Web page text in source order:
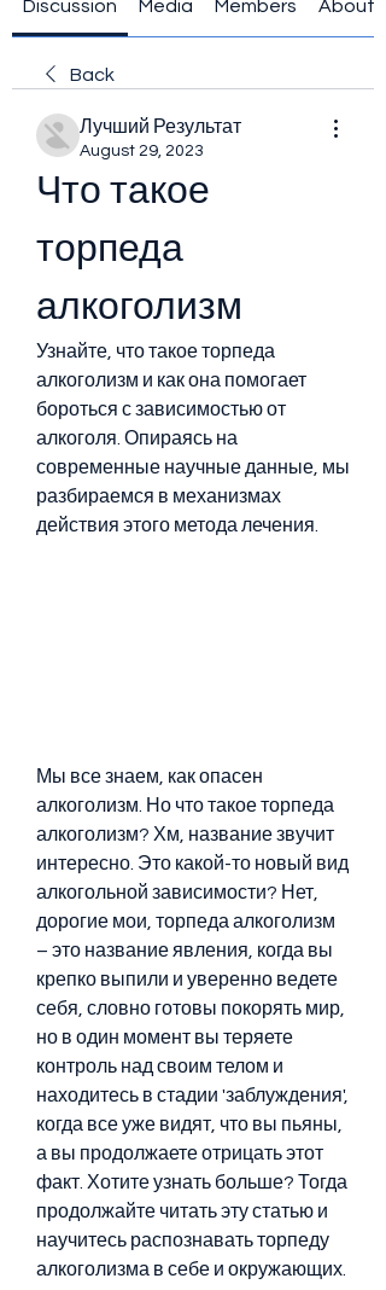
Discussion Media Members About
Back
Лучший Результат
August 29, 2023
Что такое
торпеда
алкоголизм
Узнайте, что такое торпеда
алкоголизм и как она помогает
бороться с зависимостью от
алкоголя. Опираясь на
современные научные данные, мы
разбираемся в механизмах
действия этого метода лечения.
Мы все знаем, как опасен
алкоголизм. Но что такое торпеда
алкоголизм? Хм, название звучит
интересно. Это какой-то новый вид
алкогольной зависимости? Нет,
дорогие мои, торпеда алкоголизм
– это название явления, когда вы
крепко выпили и уверенно ведете
себя, словно готовы покорять мир,
но в один момент вы теряете
контроль над своим телом и
находитесь в стадии 'заблуждения',
когда все уже видят, что вы пьяны,
а вы продолжаете отрицать этот
факт. Хотите узнать больше? Тогда
продолжайте читать эту статью и
научитесь распознавать торпеду
алкоголизма в себе и окружающих.